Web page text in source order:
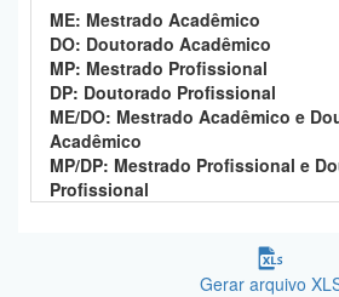
ME: Mestrado Acadêmico
DO: Doutorado Acadêmico
MP: Mestrado Profissional
DP: Doutorado Profissional
ME/DO: Mestrado Acadêmico e
Acadêmico
MP/DP: Mestrado Profissional e
Profissional
Gerar arquivo